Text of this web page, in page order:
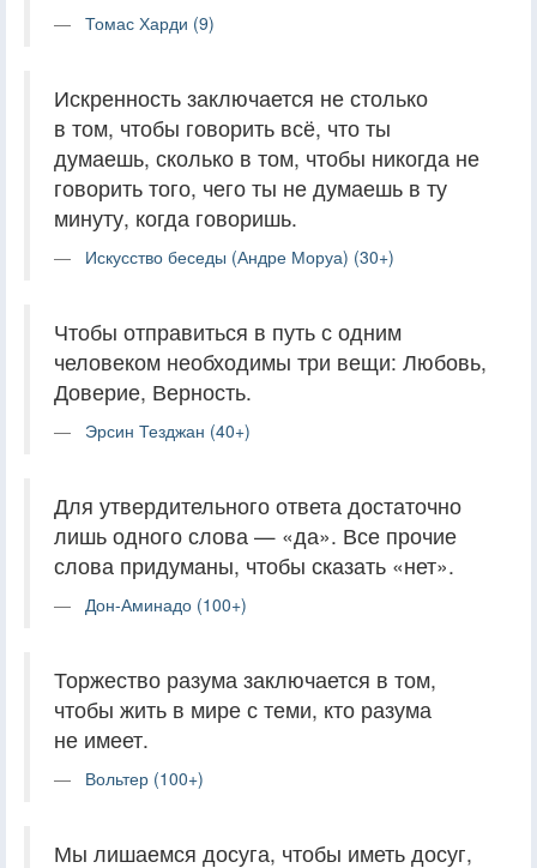
Томас Харди (9)
Искренность заключается не столько
в том, чтобы говорить всё, что ты
думаешь, сколько в том, чтобы никогда не
говорить того, чего ты не думаешь в ту
минуту, когда говоришь.
Искусство беседы (Андре Моруа) (30+)
Чтобы отправиться в путь с одним
человеком необходимы три вещи: Любовь,
Доверие, Верность.
Эрсин Тезджан (40+)
Для утвердительного ответа достаточно
лишь одного слова — «да». Все прочие
слова придуманы, чтобы сказать «нет».
Дон-Аминадо (100+)
Торжество разума заключается в том,
чтобы жить в мире с теми, кто разума
не имеет.
Вольтер (100+)
Мы лишаемся досуга, чтобы иметь досуг,